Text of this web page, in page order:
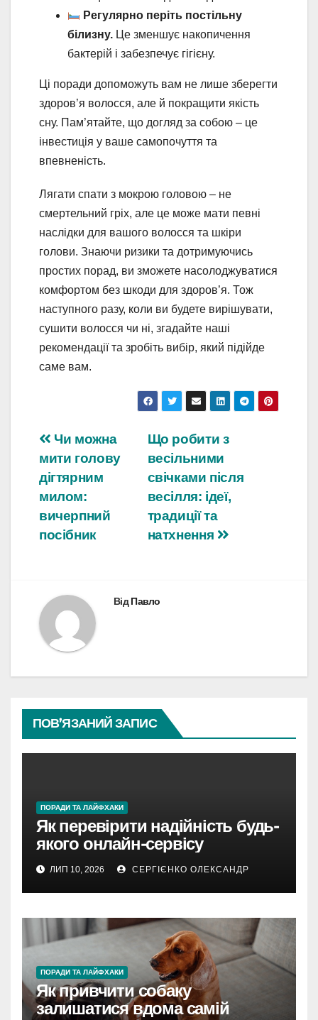
Регулярно періть постільну
білизну. Це зменшує накопичення
бактерій і забезпечує гігієну.
Ці поради допоможуть вам не лише зберегти
здоров’я волосся, але й покращити якість
сну. Пам’ятайте, що догляд за собою – це
інвестиція у ваше самопочуття та
впевненість.
Лягати спати з мокрою головою – не
смертельний гріх, але це може мати певні
наслідки для вашого волосся та шкіри
голови. Знаючи ризики та дотримуючись
простих порад, ви зможете насолоджуватися
комфортом без шкоди для здоров’я. Тож
наступного разу, коли ви будете вирішувати,
сушити волосся чи ні, згадайте наші
рекомендації та зробіть вибір, який підійде
саме вам.
Навігація
записів
Що робити з
весільними
свічками після
весілля: ідеї,
традиції та
натхнення
Чи можна
мити голову
дігтярним
милом:
вичерпний
посібник
ВідПавло
ПОВ’ЯЗАНИЙ ЗАПИС
ПОРАДИ ТА ЛАЙФХАКИ
Як перевірити надійність будь-
якого онлайн-сервісу
ЛИП 10, 2026 СЕРГІЄНКО ОЛЕКСАНДР
ПОРАДИ ТА ЛАЙФХАКИ
Як привчити собаку
залишатися вдома самій